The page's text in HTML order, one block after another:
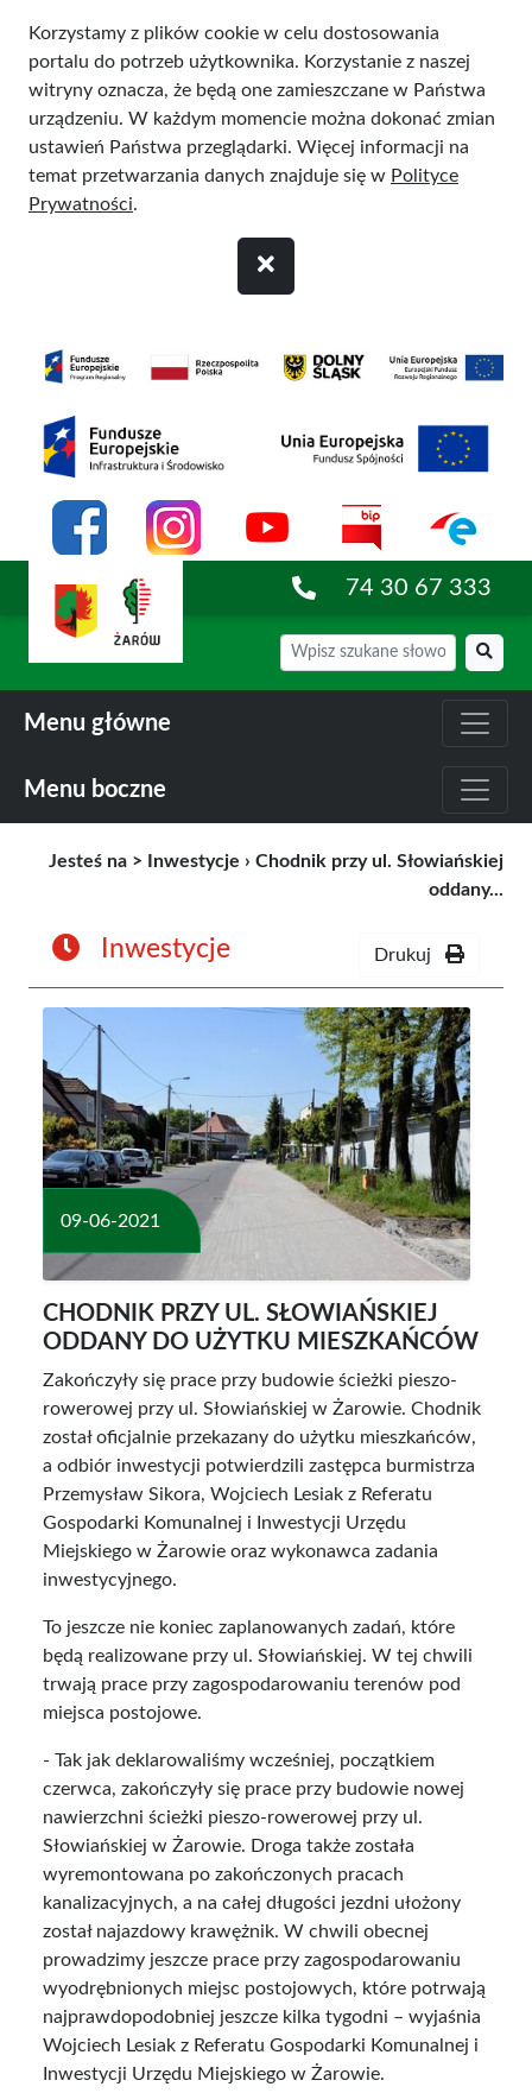
Korzystamy z plików cookie w celu dostosowania
portalu do potrzeb użytkownika. Korzystanie z naszej
witryny oznacza, że będą one zamieszczane w Państwa
urządzeniu. W każdym momencie można dokonać zmian
ustawień Państwa przeglądarki. Więcej informacji na
temat przetwarzania danych znajduje się w Polityce
Prywatności.
74 30 67 333
Menu główne
Menu boczne
Jesteś na > Inwestycje › Chodnik przy ul. Słowiańskiej
oddany...
Inwestycje Drukuj
09-06-2021
CHODNIK PRZY UL. SŁOWIAŃSKIEJ
ODDANY DO UŻYTKU MIESZKAŃCÓW
Zakończyły się prace przy budowie ścieżki pieszo-
rowerowej przy ul. Słowiańskiej w Żarowie. Chodnik
został oficjalnie przekazany do użytku mieszkańców,
a odbiór inwestycji potwierdzili zastępca burmistrza
Przemysław Sikora, Wojciech Lesiak z Referatu
Gospodarki Komunalnej i Inwestycji Urzędu
Miejskiego w Żarowie oraz wykonawca zadania
inwestycyjnego.
To jeszcze nie koniec zaplanowanych zadań, które
będą realizowane przy ul. Słowiańskiej. W tej chwili
trwają prace przy zagospodarowaniu terenów pod
miejsca postojowe.
- Tak jak deklarowaliśmy wcześniej, początkiem
czerwca, zakończyły się prace przy budowie nowej
nawierzchni ścieżki pieszo-rowerowej przy ul.
Słowiańskiej w Żarowie. Droga także została
wyremontowana po zakończonych pracach
kanalizacyjnych, a na całej długości jezdni ułożony
został najazdowy krawężnik. W chwili obecnej
prowadzimy jeszcze prace przy zagospodarowaniu
wyodrębnionych miejsc postojowych, które potrwają
najprawdopodobniej jeszcze kilka tygodni – wyjaśnia
Wojciech Lesiak z Referatu Gospodarki Komunalnej i
Inwestycji Urzędu Miejskiego w Żarowie.